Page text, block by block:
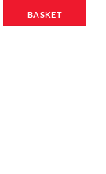
BASKET